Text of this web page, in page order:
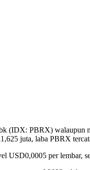
(IDX: PBRX) walaupun
juta, laba PBRX
USD0,0005 per lembar,